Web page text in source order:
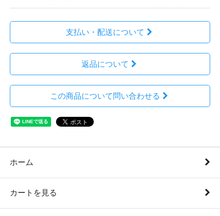
支払い・配送について
返品について
この商品について問い合わせる
ホーム
カートを見る